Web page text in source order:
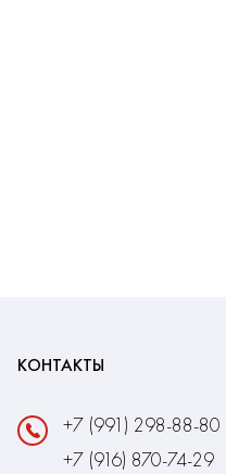
КОНТАКТЫ
+7 (991) 298-88-80
+7 (916) 870-74-29